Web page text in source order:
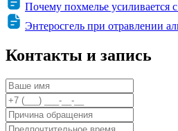
Почему похмелье усиливается
Энтеросгель при отравлении
Контакты и запись